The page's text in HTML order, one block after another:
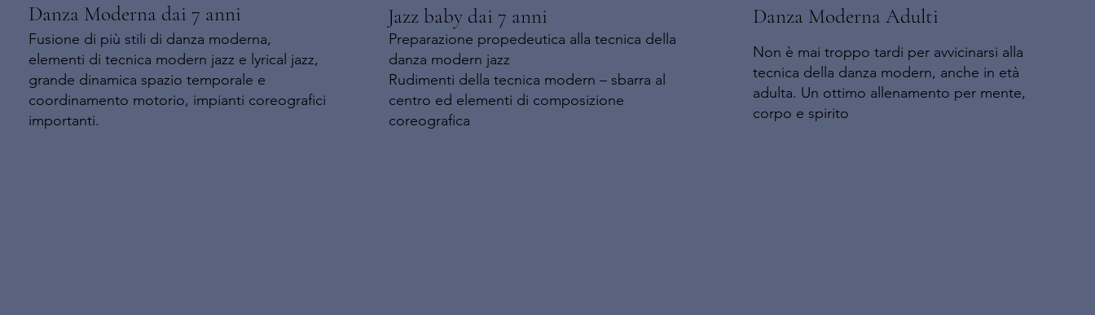
Danza Moderna dai 7 anni
Fusione di più stili di danza moderna,
elementi di tecnica modern jazz e lyrical jazz,
grande dinamica spazio temporale e
coordinamento motorio, impianti coreografici
importanti.
Jazz baby dai 7 anni
Preparazione propedeutica alla tecnica della
danza modern jazz
Rudimenti della tecnica modern – sbarra al
centro ed elementi di composizione
coreografica
Danza Moderna Adulti
Non è mai troppo tardi per avvicinarsi alla
tecnica della danza modern, anche in età
adulta. Un ottimo allenamento per mente,
corpo e spirito